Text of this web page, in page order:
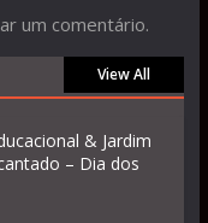
um comentário.
View All
& Jardim
– Dia dos